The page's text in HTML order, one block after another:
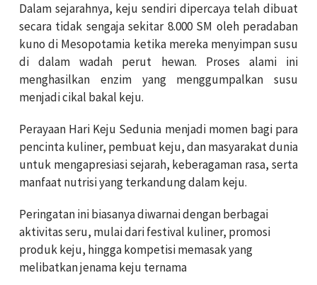
Dalam sejarahnya, keju sendiri dipercaya telah dibuat
secara tidak sengaja sekitar 8.000 SM oleh peradaban
kuno di Mesopotamia ketika mereka menyimpan susu
di dalam wadah perut hewan. Proses alami ini
menghasilkan enzim yang menggumpalkan susu
menjadi cikal bakal keju.
Perayaan Hari Keju Sedunia menjadi momen bagi para
pencinta kuliner, pembuat keju, dan masyarakat dunia
untuk mengapresiasi sejarah, keberagaman rasa, serta
manfaat nutrisi yang terkandung dalam keju.
Peringatan ini biasanya diwarnai dengan berbagai
aktivitas seru, mulai dari festival kuliner, promosi
produk keju, hingga kompetisi memasak yang
melibatkan jenama keju ternama